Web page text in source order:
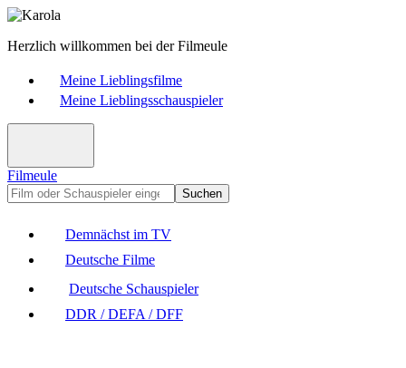
Herzlich willkommen bei der Filmeule
Meine Lieblingsfilme
Meine Lieblingsschauspieler
Filmeule
Suchen
Demnächst im TV
Deutsche Filme
Deutsche Schauspieler
DDR / DEFA / DFF